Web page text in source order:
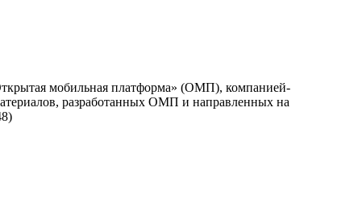
мобильная платформа» (ОМП), компанией-
разработанных ОМП и направленных на